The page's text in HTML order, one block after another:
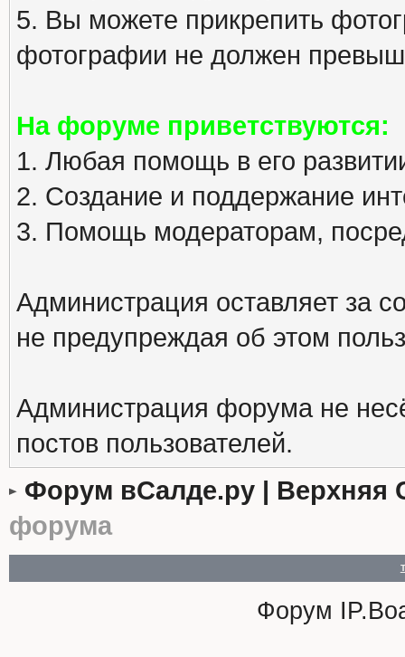
5. Вы можете прикрепить
фотографии не должен
На форуме приветствуются:
1. Любая помощь в его
2. Создание и поддержание
3. Помощь модераторам,
Администрация оставляет за
не предупреждая об этом
Администрация форума не
постов пользователей.
Форум вСалде.ру | Верхняя
форума
Форум